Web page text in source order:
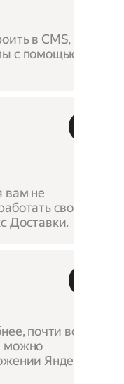
в CMS,
с помощью
вам не
своё —
Доставки.
почти все
можно
Яндекс